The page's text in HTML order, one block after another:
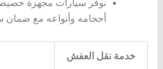
نوفر سيارات مجهزة
أحجامه وأنواعه مع ضمان
خدمة نقل العفش